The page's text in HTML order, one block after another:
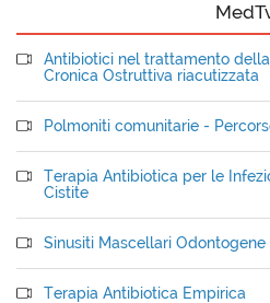
Antibiotici nel trattamento
Cronica Ostruttiva riacutizzata
Polmoniti comunitarie -
Terapia Antibiotica per le
Cistite
Sinusiti Mascellari Odontogene
Terapia Antibiotica Empirica